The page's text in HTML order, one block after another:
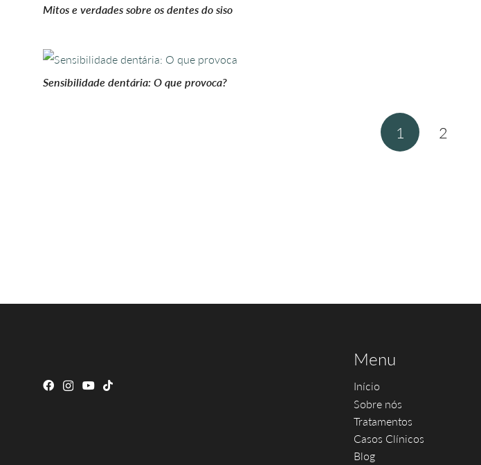
Mitos e verdades sobre os dentes do siso
Sensibilidade dentária: O que provoca?
1 2
Menu
Início
Sobre nós
Tratamentos
Casos Clínicos
Blog